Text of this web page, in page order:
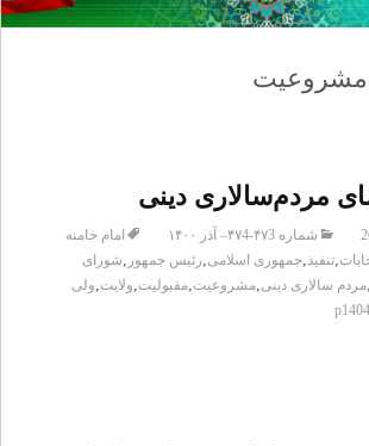
مردم‌سالاری دینی
شماره ۴۷3-۴۷4– آذر ۱۴۰۰
امام خامنه
,تنفیذ,جمهوری اسلامی,رئیس جمهور ,شورای
,مردم سالاری دینی,مشروعیت,مقبولیت,ولایت,ولی